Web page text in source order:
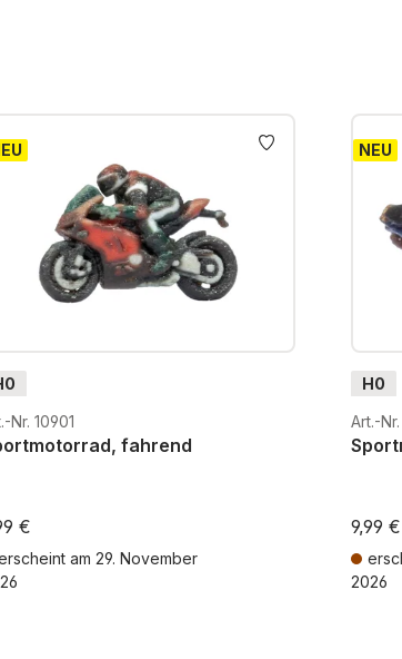
Nr. 10901
fahrend
€
am 29. November
NEU
H0
Art.-
9,99 €
2026